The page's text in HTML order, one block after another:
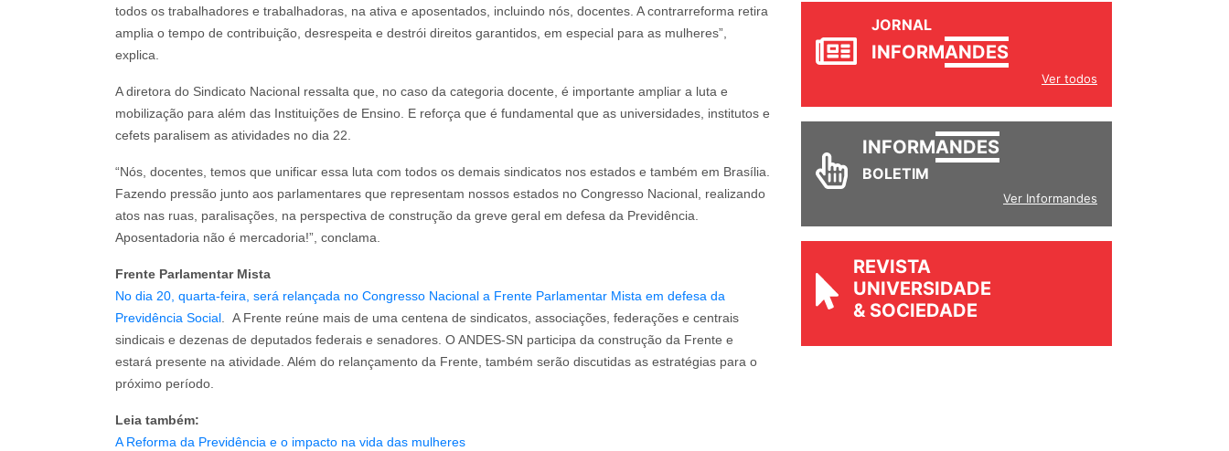
todos os trabalhadores e trabalhadoras, na ativa e aposentados, incluindo nós, docentes. A contrarreforma retira
amplia o tempo de contribuição, desrespeita e destrói direitos garantidos, em especial para as mulheres”,
explica.
A diretora do Sindicato Nacional ressalta que, no caso da categoria docente, é importante ampliar a luta e
mobilização para além das Instituições de Ensino. E reforça que é fundamental que as universidades, institutos e
cefets paralisem as atividades no dia 22.
“Nós, docentes, temos que unificar essa luta com todos os demais sindicatos nos estados e também em Brasília.
Fazendo pressão junto aos parlamentares que representam nossos estados no Congresso Nacional, realizando
atos nas ruas, paralisações, na perspectiva de construção da greve geral em defesa da Previdência.
Aposentadoria não é mercadoria!”, conclama.
Frente Parlamentar Mista
No dia 20, quarta-feira, será relançada no Congresso Nacional a Frente Parlamentar Mista em defesa da
Previdência Social. A Frente reúne mais de uma centena de sindicatos, associações, federações e centrais
sindicais e dezenas de deputados federais e senadores. O ANDES-SN participa da construção da Frente e
estará presente na atividade. Além do relançamento da Frente, também serão discutidas as estratégias para o
próximo período.
Leia também:
A Reforma da Previdência e o impacto na vida das mulheres
JORNAL
INFORMANDES
Ver todos
INFORMANDES
BOLETIM
Ver Informandes
REVISTA
UNIVERSIDADE
& SOCIEDADE